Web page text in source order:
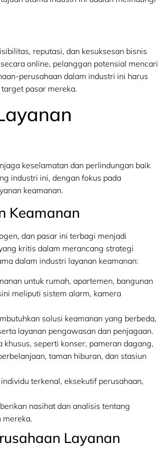
reputasi, dan kesuksesan bisnis
online, pelanggan potensial mencari
perusahaan dalam industri ini harus
pasar mereka.
keselamatan dan perlindungan baik
industri ini, dengan fokus pada
keamanan.
Keamanan
dan pasar ini terbagi menjadi
kritis dalam merancang strategi
dalam industri layanan keamanan:
untuk rumah, apartemen, bangunan
meliputi sistem alarm, kamera
solusi keamanan yang berbeda,
layanan pengawasan dan penjagaan.
seperti konser, pameran dagang,
taman hiburan, dan stasiun
terkenal, eksekutif perusahaan,
nasihat dan analisis tentang
mereka.
Layanan